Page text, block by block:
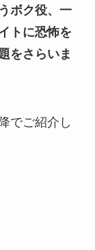
ボク役、一
トに恐怖を
をさらいま
でご紹介し